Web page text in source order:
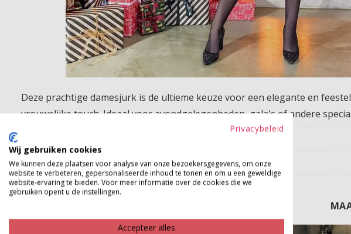
Deze prachtige damesjurk is de ultieme keuze voor een elegante en
vrouwelijke touch. Ideaal voor avondgelegenheden, gala's of andere
Betaalinformatie
Privacybeleid
Wij gebruiken cookies
We kunnen deze plaatsen voor analyse van onze bezoekersgegevens, om onze
website te verbeteren, gepersonaliseerde inhoud te tonen en om u een geweldige
website-ervaring te bieden. Voor meer informatie over de cookies die we
gebruiken opent u de instellingen.
Accepteer alles